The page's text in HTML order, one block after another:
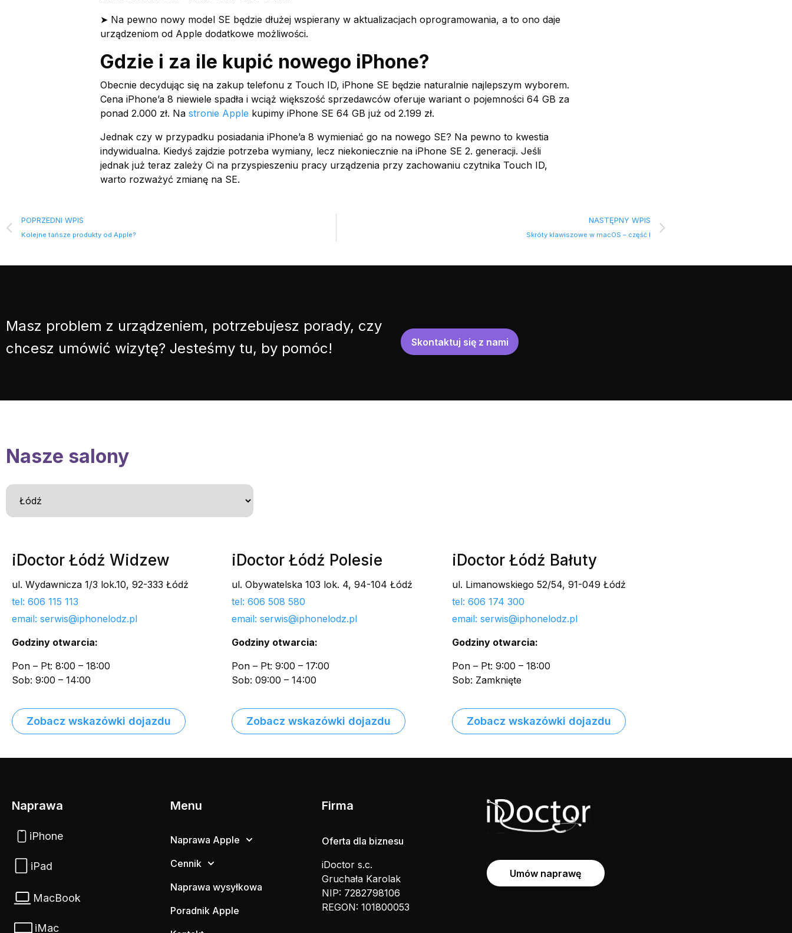
➤ Na pewno nowy model SE będzie dłużej wspierany w aktualizacjach oprogramowania, a to ono daje
urządzeniom od Apple dodatkowe możliwości.
Gdzie i za ile kupić nowego iPhone?
Obecnie decydując się na zakup telefonu z Touch ID, iPhone SE będzie naturalnie najlepszym wyborem.
Cena iPhone’a 8 niewiele spadła i wciąż większość sprzedawców oferuje wariant o pojemności 64 GB za
ponad 2.000 zł. Na stronie Apple kupimy iPhone SE 64 GB już od 2.199 zł.
Jednak czy w przypadku posiadania iPhone’a 8 wymieniać go na nowego SE? Na pewno to kwestia
indywidualna. Kiedyś zajdzie potrzeba wymiany, lecz niekoniecznie na iPhone SE 2. generacji. Jeśli
jednak już teraz zależy Ci na przyspieszeniu pracy urządzenia przy zachowaniu czytnika Touch ID,
warto rozważyć zmianę na SE.
POPRZEDNI WPIS
Kolejne tańsze produkty od Apple?
NASTĘPNY WPIS
Skróty klawiszowe w macOS – część I
Masz problem z urządzeniem, potrzebujesz porady, czy
chcesz umówić wizytę? Jesteśmy tu, by pomóc!
Skontaktuj się z nami
Nasze salony
iDoctor Łódź Widzew
ul. Wydawnicza 1/3 lok.10, 92-333 Łódź
tel: 606 115 113
email: serwis@iphonelodz.pl
Godziny otwarcia:
Pon – Pt: 8:00 – 18:00
Sob: 9:00 – 14:00
Zobacz wskazówki dojazdu
iDoctor Łódź Polesie
ul. Obywatelska 103 lok. 4, 94-104 Łódź
tel: 606 508 580
email: serwis@iphonelodz.pl
Godziny otwarcia:
Pon – Pt: 9:00 – 17:00
Sob: 09:00 – 14:00
Zobacz wskazówki dojazdu
iDoctor Łódź Bałuty
ul. Limanowskiego 52/54, 91-049 Łódź
tel: 606 174 300
email: serwis@iphonelodz.pl
Godziny otwarcia:
Pon – Pt: 9:00 – 18:00
Sob: Zamknięte
Zobacz wskazówki dojazdu
Naprawa
iPhone
iPad
MacBook
iMac
Menu
Naprawa Apple
Cennik
Naprawa wysyłkowa
Poradnik Apple
Firma
Oferta dla biznesu
iDoctor s.c.
Gruchała Karolak
NIP: 7282798106
REGON: 101800053
Umów naprawę